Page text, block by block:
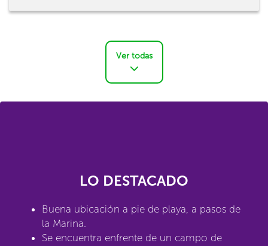
Ver todas
LO DESTACADO
Buena ubicación a pie de playa, a pasos de
la Marina.
Se encuentra enfrente de un campo de